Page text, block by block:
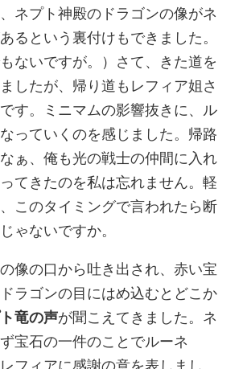
ネプト神殿のドラゴンの像がネ
るという裏付けもできました。
もないですが。）さて、きた道を
したが、帰り道もレフィア姐さ
す。ミニマムの影響抜きに、ル
っていくのを感じました。帰路
ぁ、俺も光の戦士の仲間に入れ
てきたのを私は忘れません。軽
このタイミングで言われたら断
ゃないですか。
像の口から吐き出され、赤い宝
ラゴンの目にはめ込むとどこか
竜の声が聞こえてきました。ネ
宝石の一件のことでルーネ
フィアに感謝の意を表しまし